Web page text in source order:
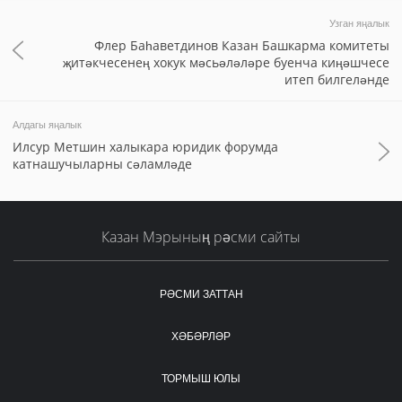
Узган яңалык
Флер Баһаветдинов Казан Башкарма комитеты
җитәкчесенең хокук мәсьәләләре буенча киңәшчесе
итеп билгеләнде
Алдагы яңалык
Илсур Метшин халыкара юридик форумда
катнашучыларны сәламләде
Казан Мэрының рәсми сайты
РӘСМИ ЗАТТАН
ХӘБӘРЛӘР
ТОРМЫШ ЮЛЫ